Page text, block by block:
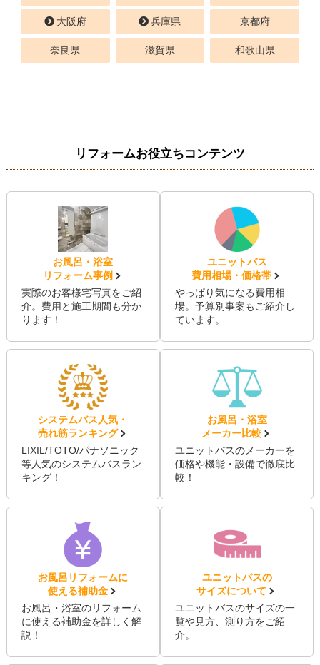
大阪府 兵庫県 京都府
奈良県 滋賀県 和歌山県
リフォームお役立ちコンテンツ
お風呂・浴室
リフォーム事例
実際のお客様宅写真をご紹
介。費用と施工期間も分か
ります！
ユニットバス
費用相場・価格帯
やっぱり気になる費用相
場。予算別事案もご紹介し
ています。
システムバス人気・
売れ筋ランキング
LIXIL/TOTO/パナソニック
等人気のシステムバスラン
キング！
お風呂・浴室
メーカー比較
ユニットバスのメーカーを
価格や機能・設備で徹底比
較！
お風呂リフォームに
使える補助金
お風呂・浴室のリフォーム
に使える補助金を詳しく解
説！
ユニットバスの
サイズについて
ユニットバスのサイズの一
覧や見方、測り方をご紹
介。